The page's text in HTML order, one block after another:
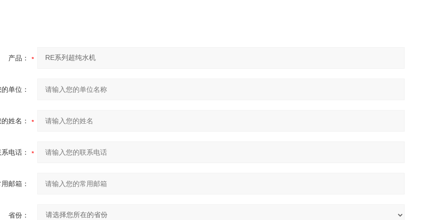
产品：
单位：
姓名：
电话：
邮箱：
省份：